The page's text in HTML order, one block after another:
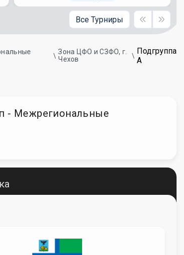
Все Турниры
Зона ЦФО и СЗФО, г.
Чехов
Подгруппа
А
- Межрегиональные